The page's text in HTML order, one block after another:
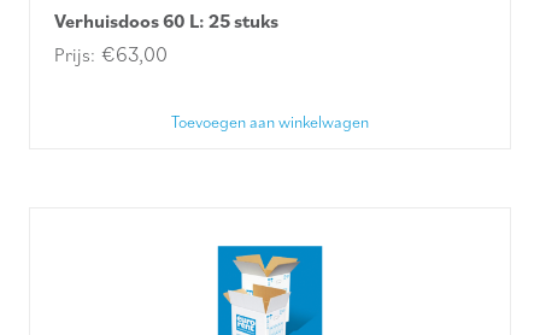
Verhuisdoos 60 L: 25 stuks
€63,00
Toevoegen aan winkelwagen